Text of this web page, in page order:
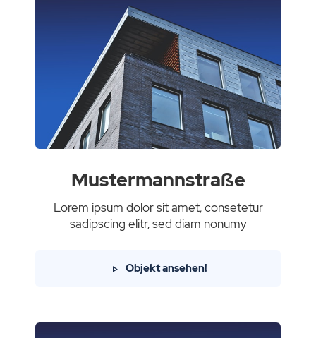
Mustermannstraße
Lorem ipsum dolor sit amet, consetetur
sadipscing elitr, sed diam nonumy
Objekt ansehen!